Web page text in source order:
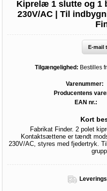
Kiprelæ 1 slutte og 1
230V/AC | Til
E-mail
Tilgængelighed: Bestilles
Varenummer:
Producentens
EAN nr.:
Kort
Fabrikat Finder. 2 polet
Kontaktsættene er tændt
230V/AC, styres med fjedertryk.